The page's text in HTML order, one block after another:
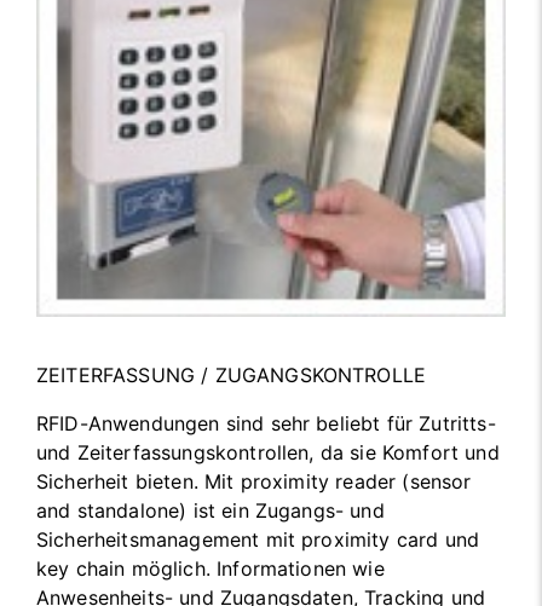
ZEITERFASSUNG / ZUGANGSKONTROLLE
RFID-Anwendungen sind sehr beliebt für Zutritts-
und Zeiterfassungskontrollen, da sie Komfort und
Sicherheit bieten. Mit proximity reader (sensor
and standalone) ist ein Zugangs- und
Sicherheitsmanagement mit proximity card und
key chain möglich. Informationen wie
Anwesenheits- und Zugangsdaten, Tracking und